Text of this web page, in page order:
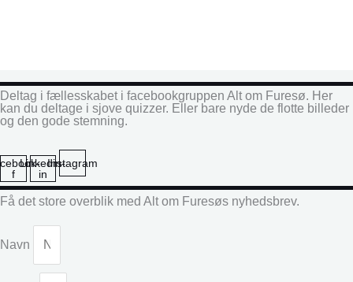
Deltag i fællesskabet i facebookgruppen Alt om Furesø. Her
kan du deltage i sjove quizzer. Eller bare nyde de flotte billeder
og den gode stemning.
f
Linkedin-
in
Instagram
Få det store overblik med Alt om Furesøs nyhedsbrev.
Navn